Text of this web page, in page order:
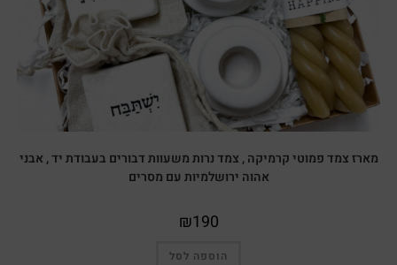
מארז צמד פמוטי קרמיקה , צמד נרות משעוות דבורים בעבודת יד , אבני
אהוה ירושלמיות עם מסרים
₪190
הוספה לסל